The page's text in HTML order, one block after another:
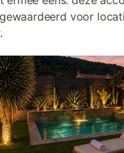
voor